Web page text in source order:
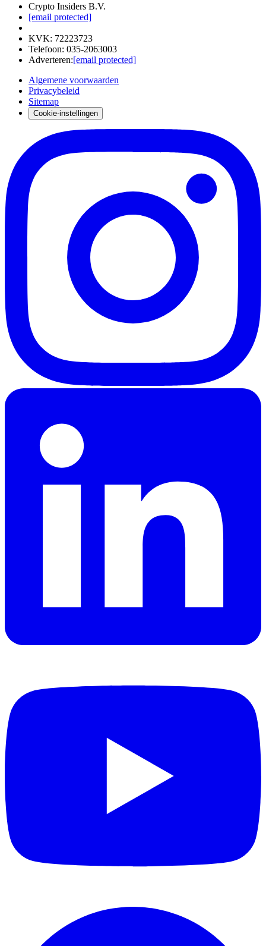
Crypto Insiders B.V.
[email protected]
KVK: 72223723
Telefoon: 035-2063003
Adverteren:[email protected]
Algemene voorwaarden
Privacybeleid
Sitemap
Cookie-instellingen